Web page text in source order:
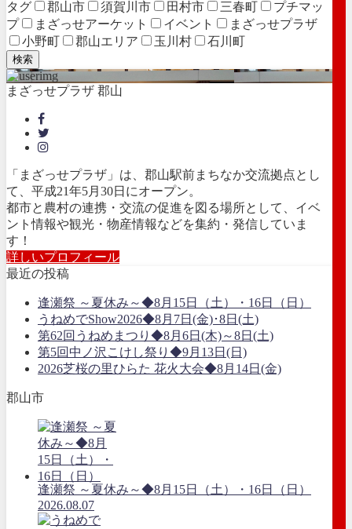
タグ 郡山市 須賀川市 田村市 三春町
プチマッ
プ
まざっせアーケット イベント
まざっせプラザ
小野町
郡山エリア 玉川村 石川町
検索
まざっせプラザ 郡山
「まざっせプラザ」は、郡山駅前まちなか交流拠点とし
て、平成21年5月30日にオープン。
都市と農村の連携・交流の促進を図る場所として、イベ
ント情報や観光・物産情報などを集約・発信していま
す！
詳しいプロフィール
最近の投稿
逢瀬祭 ～夏休み～◆8月15日（土）・16日（日）
うねめでShow2026◆8月7日(金)･8日(土)
第62回うねめまつり◆8月6日(木)～8日(土)
第5回中ノ沢こけし祭り◆9月13日(日)
2026芝桜の里ひらた 花火大会◆8月14日(金)
郡山市
逢瀬祭 ～夏休み～◆8月15日（土）・16日（日）
2026.08.07